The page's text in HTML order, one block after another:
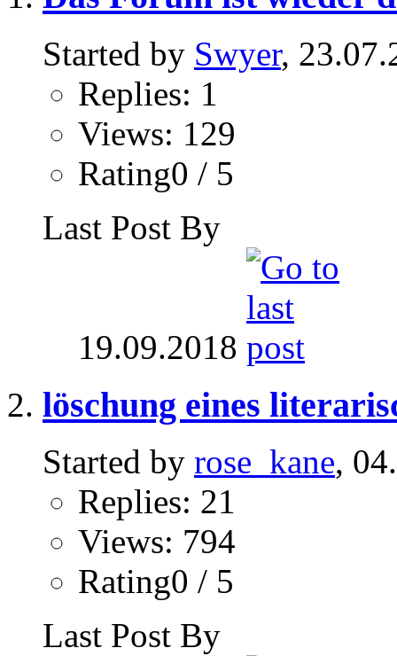
Started by Swyer,
Replies: 1
Views: 129
Rating0 / 5
Last Post By
19.09.2018
löschung eines
Started by rose_kane,
Replies: 21
Views: 794
Rating0 / 5
Last Post By